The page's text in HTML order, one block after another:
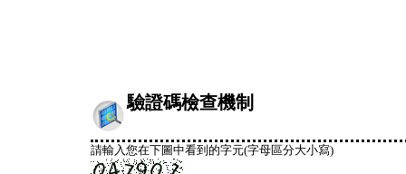
驗證碼檢查機制
請輸入您在下圖中看到的字元(字母區分大小寫)